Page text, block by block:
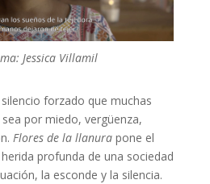
Jessica Villamil
forzado que muchas
por miedo, vergüenza,
Flores de la llanura pone el
profunda de una sociedad
la esconde y la silencia.